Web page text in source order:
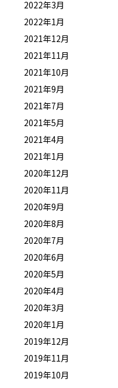
2022年3月
2022年1月
2021年12月
2021年11月
2021年10月
2021年9月
2021年7月
2021年5月
2021年4月
2021年1月
2020年12月
2020年11月
2020年9月
2020年8月
2020年7月
2020年6月
2020年5月
2020年4月
2020年3月
2020年1月
2019年12月
2019年11月
2019年10月